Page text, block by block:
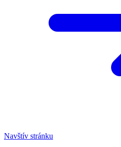
Navštív stránku